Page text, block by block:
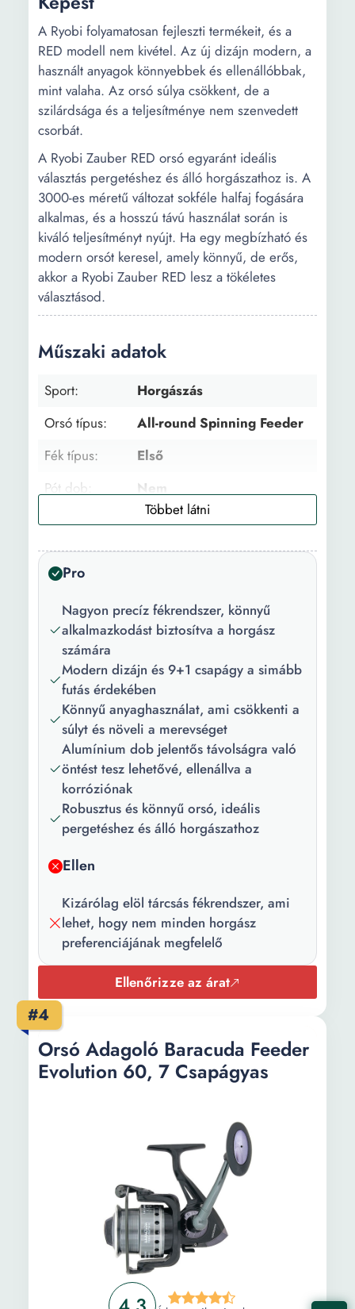
A Ryobi folyamatosan fejleszti termékeit, és a
RED modell nem kivétel. Az új dizájn modern, a
használt anyagok könnyebbek és ellenállóbbak,
mint valaha. Az orsó súlya csökkent, de a
szilárdsága és a teljesítménye nem szenvedett
csorbát.
A Ryobi Zauber RED orsó egyaránt ideális
választás pergetéshez és álló horgászathoz is. A
3000-es méretű változat sokféle halfaj fogására
alkalmas, és a hosszú távú használat során is
kiváló teljesítményt nyújt. Ha egy megbízható és
modern orsót keresel, amely könnyű, de erős,
akkor a Ryobi Zauber RED lesz a tökéletes
választásod.
Műszaki adatok
Sport:
Horgászás
Orsó típus:
All-round Spinning Feeder
Fék típus:
Első
Pót dob:
Nem
Méret:
3000
Csapágyak
száma:
9+1
Zsinórbehúzás: 5.1:1
Forgó
kapacitása:
170 m
Anyag:
Alumínium
Súly:
270 g
Pro
Nagyon precíz fékrendszer, könnyű
alkalmazkodást biztosítva a horgász
számára
Modern dizájn és 9+1 csapágy a simább
futás érdekében
Könnyű anyaghasználat, ami csökkenti a
súlyt és növeli a merevséget
Alumínium dob jelentős távolságra való
öntést tesz lehetővé, ellenállva a
korróziónak
Robusztus és könnyű orsó, ideális
pergetéshez és álló horgászathoz
Ellen
Kizárólag elöl tárcsás fékrendszer, ami
lehet, hogy nem minden horgász
preferenciájának megfelelő
Ellenőrizze az árat
#4
Orsó Adagoló Baracuda Feeder
Evolution 60, 7 Csapágyas